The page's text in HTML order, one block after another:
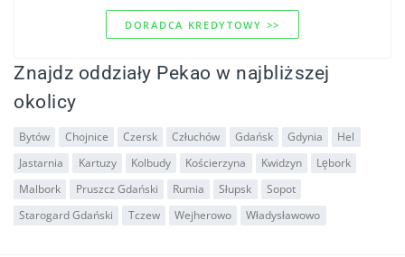
DORADCA KREDYTOWY >>
Znajdz oddziały Pekao w najbliższej
okolicy
Bytów Chojnice Czersk Człuchów Gdańsk Gdynia
Hel
Jastarnia
Kartuzy Kolbudy Kościerzyna Kwidzyn
Lębork
Malbork
Pruszcz Gdański Rumia Słupsk
Sopot
Starogard Gdański
Tczew Wejherowo Władysławowo